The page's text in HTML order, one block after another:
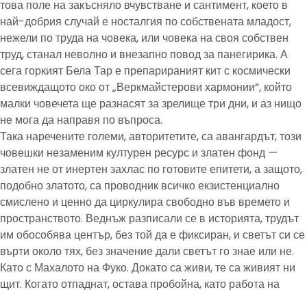
това поле на закъсняло вчувстване и сантимент, което в
най-добрия случай е носталгия по собствената младост,
нежели по труда на човека, или човека на своя собствен
труд, станал неволно и внезапно повод за панегирика. А
сега горкият Бела Тар е препарираният кит с космически
всевиждащото око от „Веркмайстерови хармонии“, който
малки човечета ще разнасят за зрелище три дни, и аз нищо
не мога да направя по въпроса.
Така наречените големи, авторитетите, са авангардът, този
човешки незаменим културен ресурс и златен фонд —
златен не от инертен захлас по готовите епитети, а защото,
подобно златото, са проводник всичко екзистенциално
смислено и ценно да циркулира свободно във времето и
пространството. Веднъж разписали се в историята, трудът
им обособява център, без той да е фиксиран, и светът си се
върти около тях, без значение дали светът го знае или не.
Като с Махалото на Фуко. Докато са живи, те са живият ни
щит. Когато отпаднат, остава пробойна, като работа на